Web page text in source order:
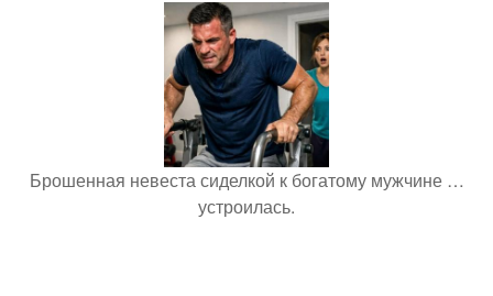
Брошенная невеста сиделкой к богатому мужчине …
устроилась.